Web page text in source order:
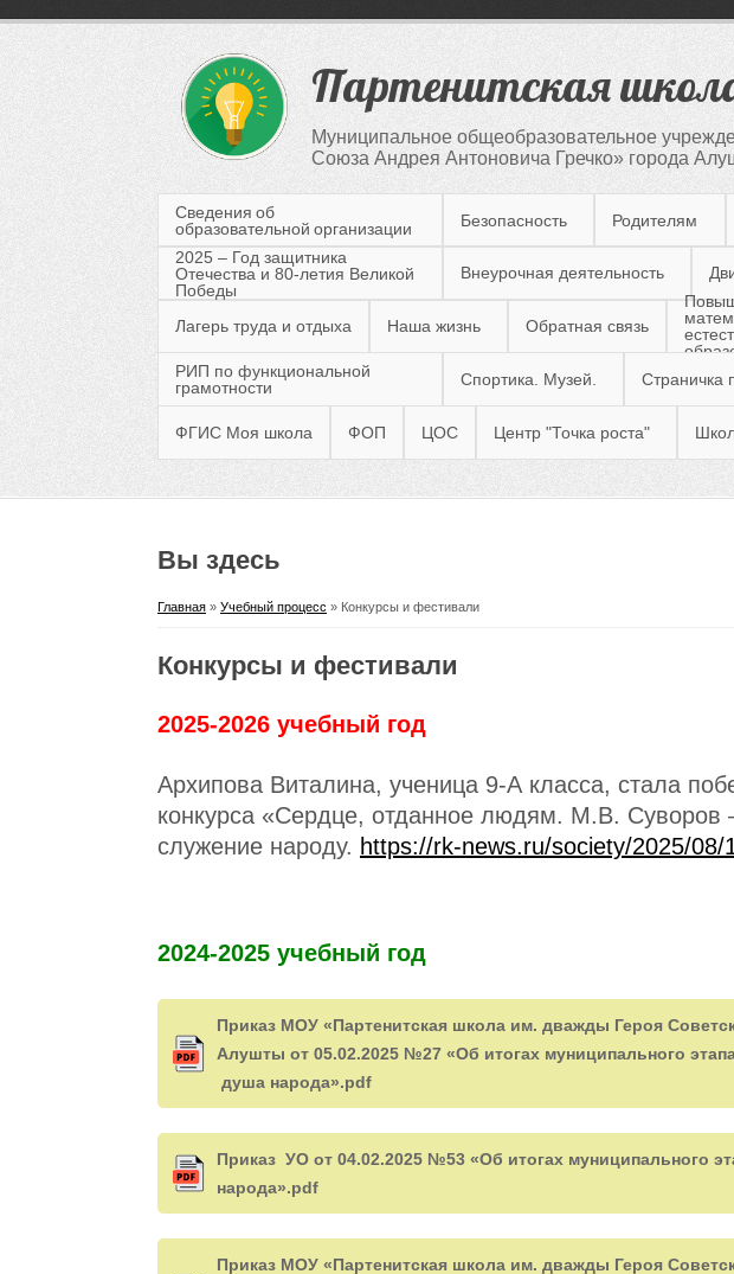
Партенитская
Муниципальное общеобразовательное
Союза Андрея Антоновича Гречко» города
Сведения об
образовательной организации
Безопасность Родителям
2025 – Год защитника
Отечества и 80-летия Великой
Победы
Внеурочная деятельность
Лагерь труда и отдыха Наша жизнь Обратная связь
РИП по функциональной
грамотности
Спортика. Музей. Страничка
ФГИС Моя школа ФОП ЦОС Центр "Точка роста"
Вы здесь
Главная » Учебный процесс » Конкурсы и фестивали
Конкурсы и фестивали
2025-2026 учебный год
Архипова Виталина, ученица 9-А класса, стала
конкурса «Сердце, отданное людям. М.В. Суворов
служение народу. https://rk-news.ru/society/2025/08/
2024-2025 учебный год
Приказ МОУ «Партенитская школа им. дважды Героя
Алушты от 05.02.2025 №27 «Об итогах муниципального
душа народа».pdf
Приказ УО от 04.02.2025 №53 «Об итогах муниципального
народа».pdf
Приказ МОУ «Партенитская школа им. дважды Героя